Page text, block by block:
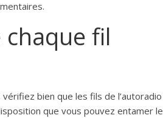
fil
bien que les fils de l’autoradio
que vous pouvez entamer le